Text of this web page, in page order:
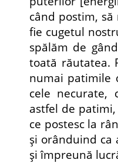
când postim,
fie cugetul
spălăm de
toată răutatea.
numai patimile
cele necurate,
astfel de
ce postesc la
şi orânduind ca
şi împreună